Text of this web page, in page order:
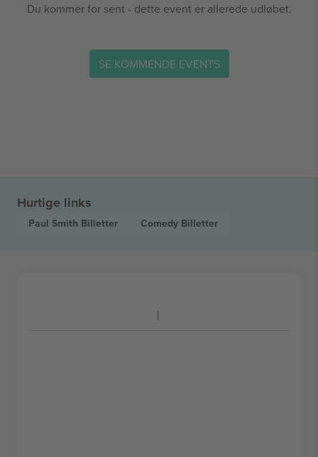
Du kommer for sent - dette event er allerede udløbet.
SE KOMMENDE EVENTS
Hurtige links
Paul Smith Billetter Comedy Billetter